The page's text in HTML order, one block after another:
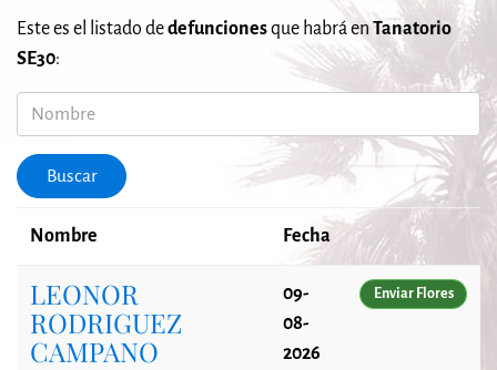
Este es el listado dedefuncionesque habrá enTanatorio
SE30:
Nombre
Buscar
Nombre Fecha
LEONOR
RODRIGUEZ
CAMPANO
09-
08-
2026
Enviar Flores